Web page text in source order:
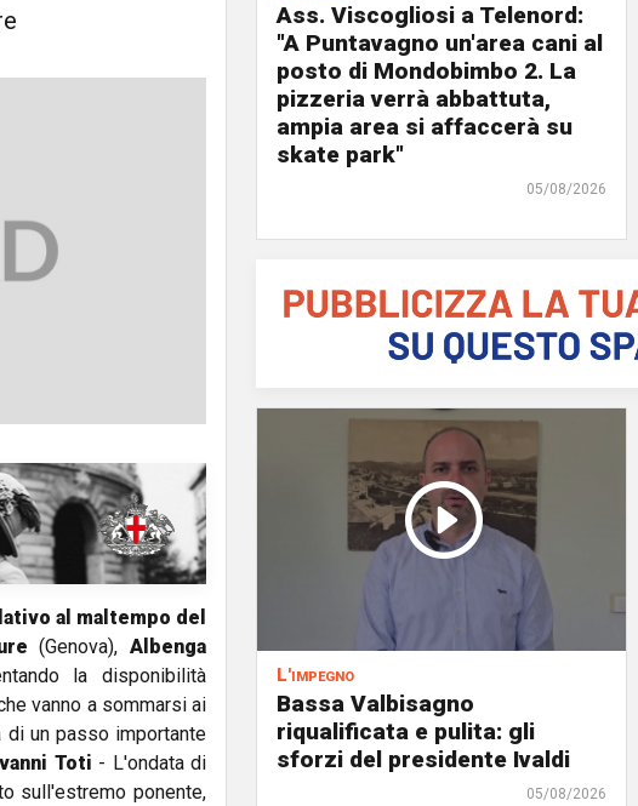
al maltempo del
(Genova),Albenga
la disponibilità
vanno a sommarsi ai
di un passo importante
Toti - L'ondata di
sull'estremo ponente,
Ass. Viscogliosi a Telenord:
"A Puntavagno un'area cani al
posto di Mondobimbo 2. La
pizzeria verrà abbattuta,
ampia area si affaccerà su
skate park"
05/08/2026
L'impegno
Bassa Valbisagno
riqualificata e pulita: gli
sforzi del presidente Ivaldi
05/08/2026